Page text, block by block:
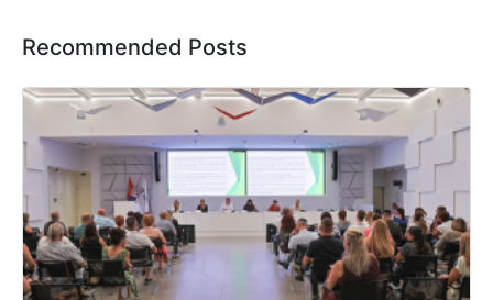
Recommended Posts